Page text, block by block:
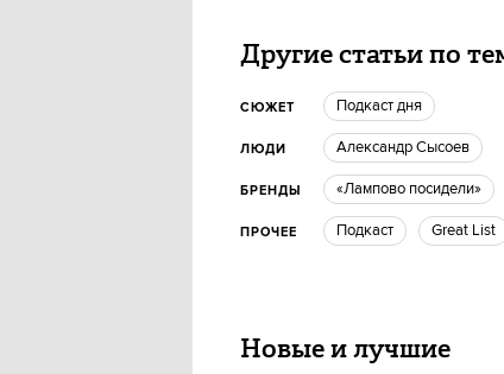
Другие статьи по
СЮЖЕТ Подкаст дня
ЛЮДИ Александр Сысоев
БРЕНДЫ «Лампово посидели»
ПРОЧЕЕ Подкаст Great List
Новые и лучшие